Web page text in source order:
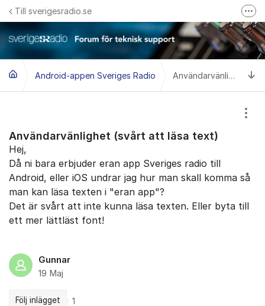
Hoppa till innehåll
Till sverigesradio.se
Frågor & svar om Sveriges Radio
Felanmäl problem med radiomottagning hos Teracom
Android-appen Sveriges Radio Användarvänlighet (svårt att läsa text)
Användarvänlighet (svårt att läsa text)
Hej,
​Då ni bara erbjuder eran app Sveriges radio till
Android, eller iOS undrar jag hur man skall komma så
man kan läsa texten i "eran app"?
Det är svårt att inte kunna läsa texten. Eller byta till
ett mer lättläst font!
Gunnar
19 Maj
Följ inlägget 1